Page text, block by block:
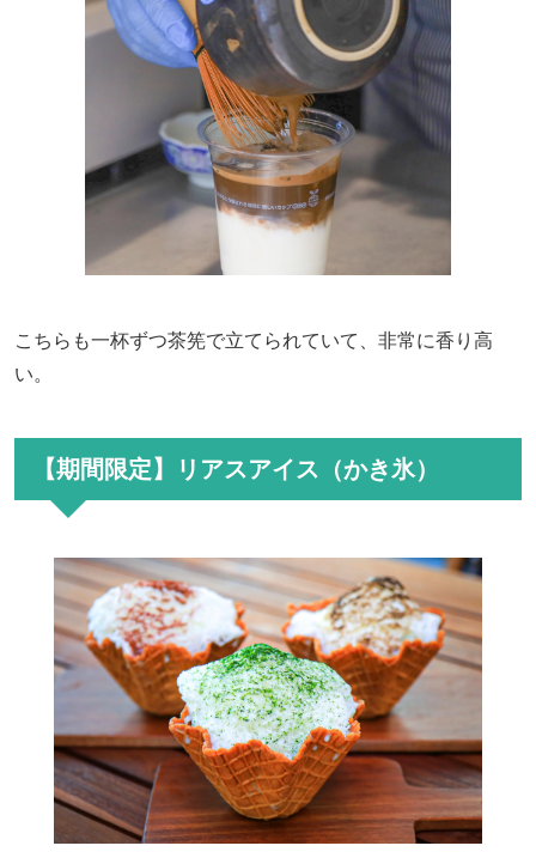
こちらも一杯ずつ茶筅で立てられていて、非常に香り高
い。
【期間限定】リアスアイス（かき氷）